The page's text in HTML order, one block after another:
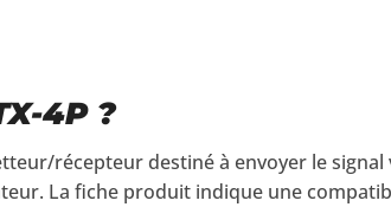
4P ?
récepteur destiné à envoyer le signal
La fiche produit indique une